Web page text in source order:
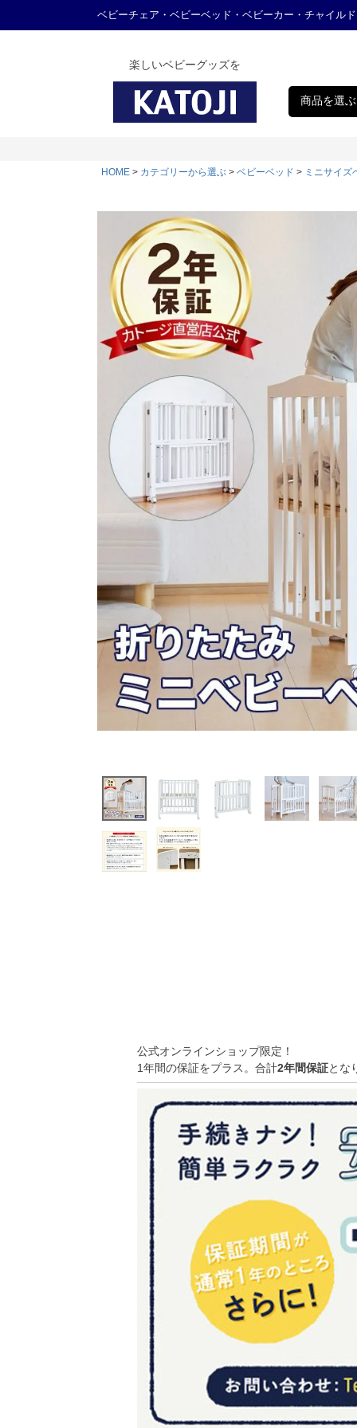
ベビーチェア・ベビーベッド・ベビーカー・チャイル
楽しいベビーグッズを
商品を選ぶ
HOME カテゴリーから選ぶ ベビーベッド ミニサイズ
公式オンラインショップ限定！
1年間の保証をプラス。合計2年間保証とな